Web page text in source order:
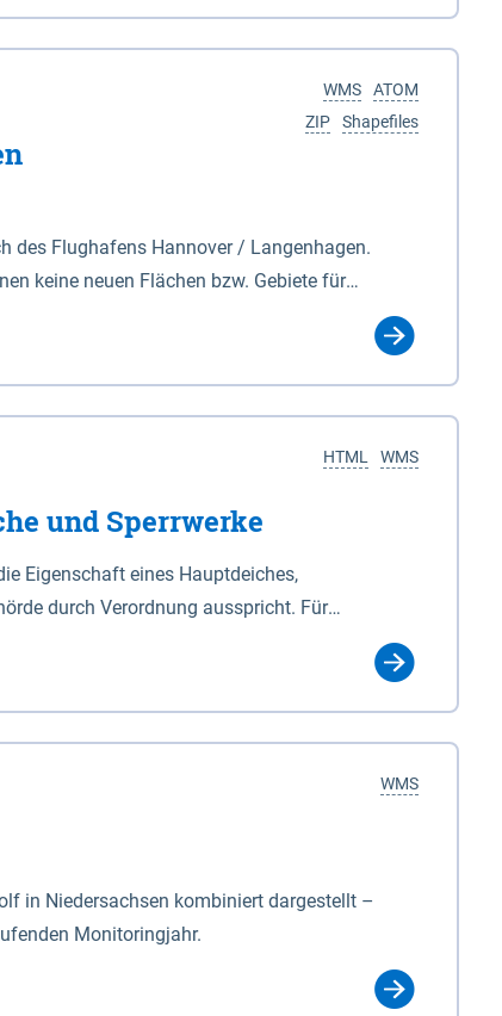
im Osten und Hohnstorf (Elbe) im Westen
umfasst Teile der Landkreise
ATOM
WMS
Shapefiles
ZIP
des Flughafens Hannover / Langenhagen.
keine neuen Flächen bzw. Gebiete für
WMS
HTML
und Sperrwerke
Eigenschaft eines Hauptdeiches,
durch Verordnung ausspricht. Für
(NDG). Die Widmung "2.Deichlinie" ist
bestimmt sind (§2 Abs.3 NDG). Ein Bauwerk
die die Deichbehörde durch Verordnung
WMS
in Niedersachsen kombiniert dargestellt –
Monitoringjahr.